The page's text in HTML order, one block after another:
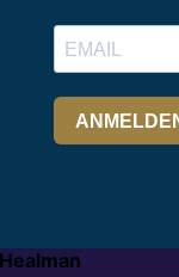
Healman